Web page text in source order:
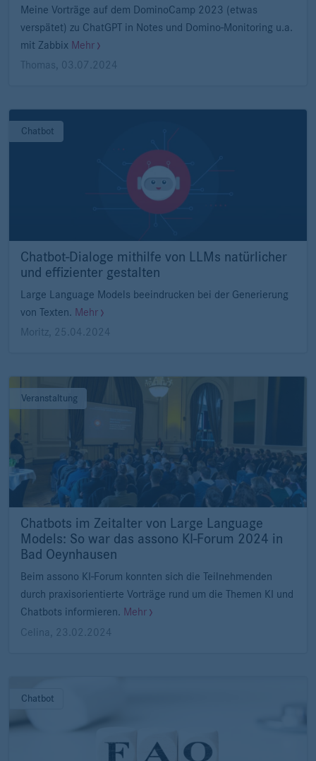
Meine Vorträge auf dem DominoCamp 2023 (etwas
verspätet) zu ChatGPT in Notes und Domino-Monitoring u.a.
mit Zabbix Mehr
Thomas
03.07.2024
Chatbot
Chatbot-Dialoge mithilfe von LLMs natürlicher
und effizienter gestalten
Large Language Models beeindrucken bei der Generierung
von Texten. Mehr
Moritz
25.04.2024
Veranstaltung
Chatbots im Zeitalter von Large Language
Models: So war das assono KI-Forum 2024 in
Bad Oeynhausen
Beim assono KI-Forum konnten sich die Teilnehmenden
durch praxisorientierte Vorträge rund um die Themen KI und
Chatbots informieren. Mehr
Celina
23.02.2024
Chatbot